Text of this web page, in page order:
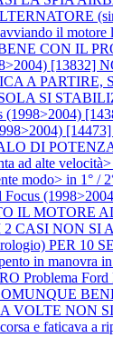
il motore
CON IL
A
SI
(1998>2004)
DI
alte velocità>
modo> in 1° /
Focus
IL MOTORE
2 CASI NON
PER 10
in manovra in
Problema
BENE
VOLTE NON
e faticava a